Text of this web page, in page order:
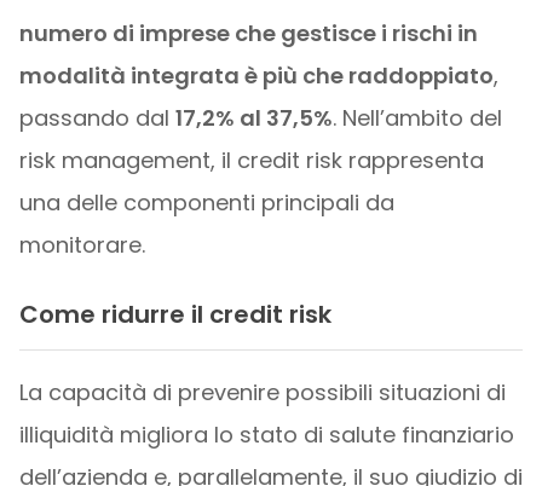
numero di imprese che gestisce i rischi in
modalità integrata è più che raddoppiato,
passando dal 17,2% al 37,5%. Nell’ambito del
risk management, il credit risk rappresenta
una delle componenti principali da
monitorare.
Come ridurre il credit risk
La capacità di prevenire possibili situazioni di
illiquidità migliora lo stato di salute finanziario
dell’azienda e, parallelamente, il suo giudizio di